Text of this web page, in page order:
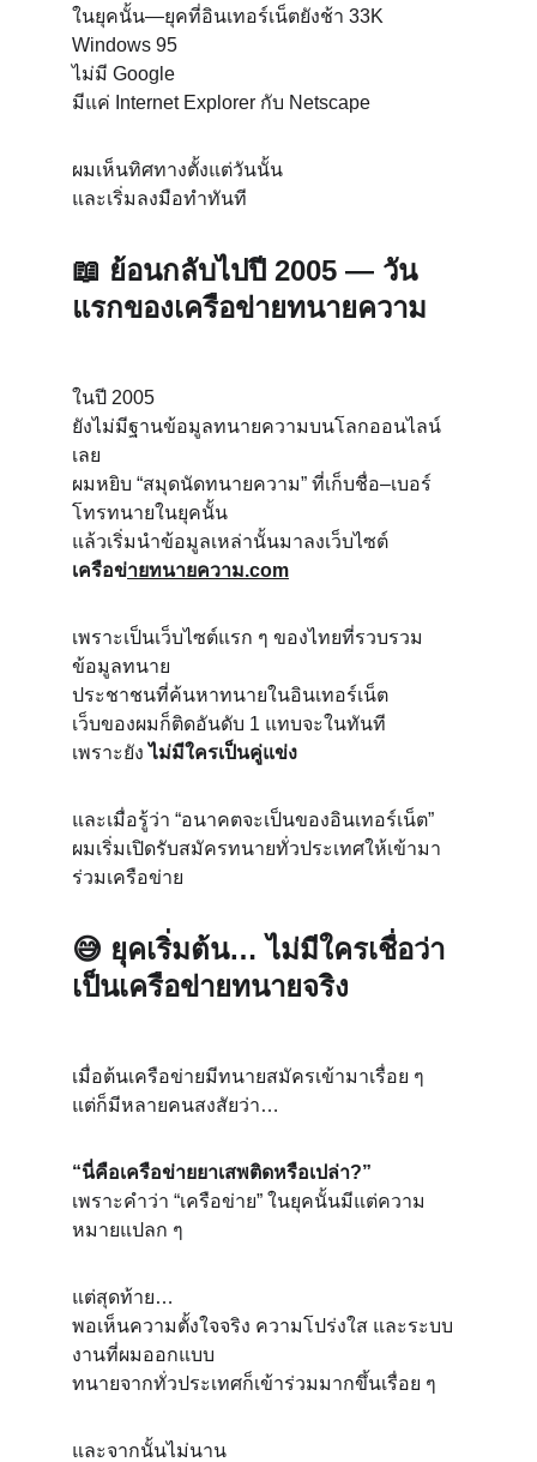
ในยุคนั้น—ยุคที่อินเทอร์เน็ตยังช้า 33K
Windows 95
ไม่มี Google
มีแค่ Internet Explorer กับ Netscape
ผมเห็นทิศทางตั้งแต่วันนั้น
และเริ่มลงมือทำทันที
📖 ย้อนกลับไปปี 2005 — วัน
แรกของเครือข่ายทนายความ
ในปี 2005
ยังไม่มีฐานข้อมูลทนายความบนโลกออนไลน์
เลย
ผมหยิบ “สมุดนัดทนายความ” ที่เก็บชื่อ–เบอร์
โทรทนายในยุคนั้น
แล้วเริ่มนำข้อมูลเหล่านั้นมาลงเว็บไซต์
เครือข่ายทนายความ.com
เพราะเป็นเว็บไซต์แรก ๆ ของไทยที่รวบรวม
ข้อมูลทนาย
ประชาชนที่ค้นหาทนายในอินเทอร์เน็ต
เว็บของผมก็ติดอันดับ 1 แทบจะในทันที
เพราะยัง ไม่มีใครเป็นคู่แข่ง
และเมื่อรู้ว่า “อนาคตจะเป็นของอินเทอร์เน็ต”
ผมเริ่มเปิดรับสมัครทนายทั่วประเทศให้เข้ามา
ร่วมเครือข่าย
😅 ยุคเริ่มต้น… ไม่มีใครเชื่อว่า
เป็นเครือข่ายทนายจริง
เมื่อต้นเครือข่ายมีทนายสมัครเข้ามาเรื่อย ๆ
แต่ก็มีหลายคนสงสัยว่า…
“นี่คือเครือข่ายยาเสพติดหรือเปล่า?”
เพราะคำว่า “เครือข่าย” ในยุคนั้นมีแต่ความ
หมายแปลก ๆ
แต่สุดท้าย…
พอเห็นความตั้งใจจริง ความโปร่งใส และระบบ
งานที่ผมออกแบบ
ทนายจากทั่วประเทศก็เข้าร่วมมากขึ้นเรื่อย ๆ
และจากนั้นไม่นาน